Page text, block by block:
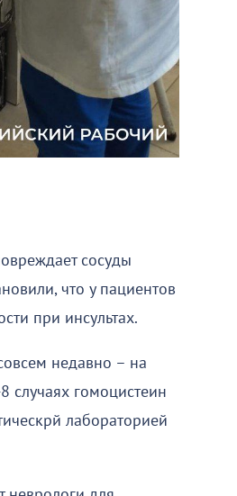
сосуды
что у пациентов
при инсультах.
недавно – на
случаях гомоцистеин
лабораторией